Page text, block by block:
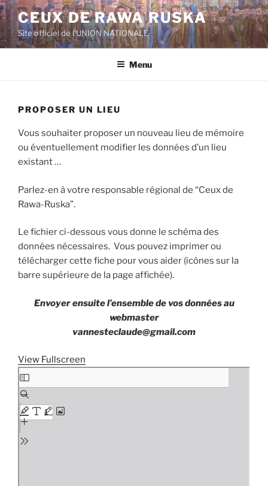
Aller
au
contenu
principal
CEUX DE RAWA RUSKA
Site officiel de l'UNION NATIONALE
Menu
PROPOSER UN LIEU
Vous souhaiter proposer un nouveau lieu de mémoire
ou éventuellement modifier les données d’un lieu
existant …
Parlez-en à votre responsable régional de “Ceux de
Rawa-Ruska”.
Le fichier ci-dessous vous donne le schéma des
données nécessaires. Vous pouvez imprimer ou
télécharger cette fiche pour vous aider (icônes sur la
barre supérieure de la page affichée).
Envoyer ensuite l’ensemble de vos données au
webmaster
vannesteclaude@gmail.com
View Fullscreen
Aller
au
contenu
PDF